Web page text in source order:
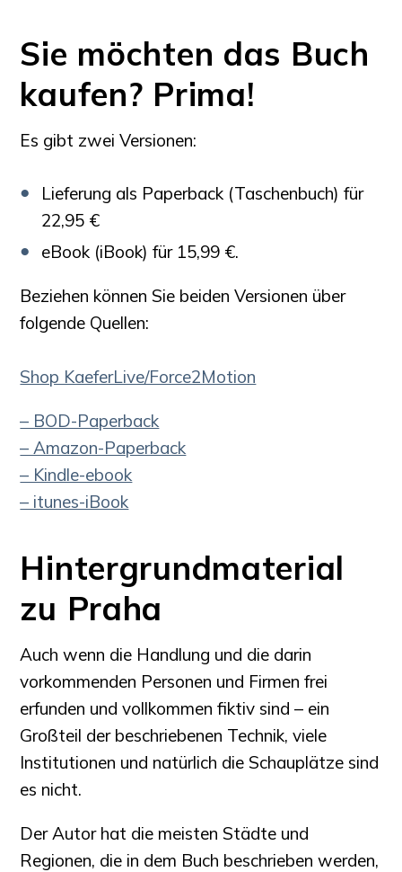
Sie möchten das Buch
kaufen? Prima!
Es gibt zwei Versionen:
Lieferung als Paperback (Taschenbuch) für
22,95 €
eBook (iBook) für 15,99 €.
Beziehen können Sie beiden Versionen über
folgende Quellen:
Shop KaeferLive/Force2Motion
– BOD-Paperback
– Amazon-Paperback
– Kindle-ebook
– itunes-iBook
Hintergrundmaterial
zu Praha
Auch wenn die Handlung und die darin
vorkommenden Personen und Firmen frei
erfunden und vollkommen fiktiv sind – ein
Großteil der beschriebenen Technik, viele
Institutionen und natürlich die Schauplätze sind
es nicht.
Der Autor hat die meisten Städte und
Regionen, die in dem Buch beschrieben werden,